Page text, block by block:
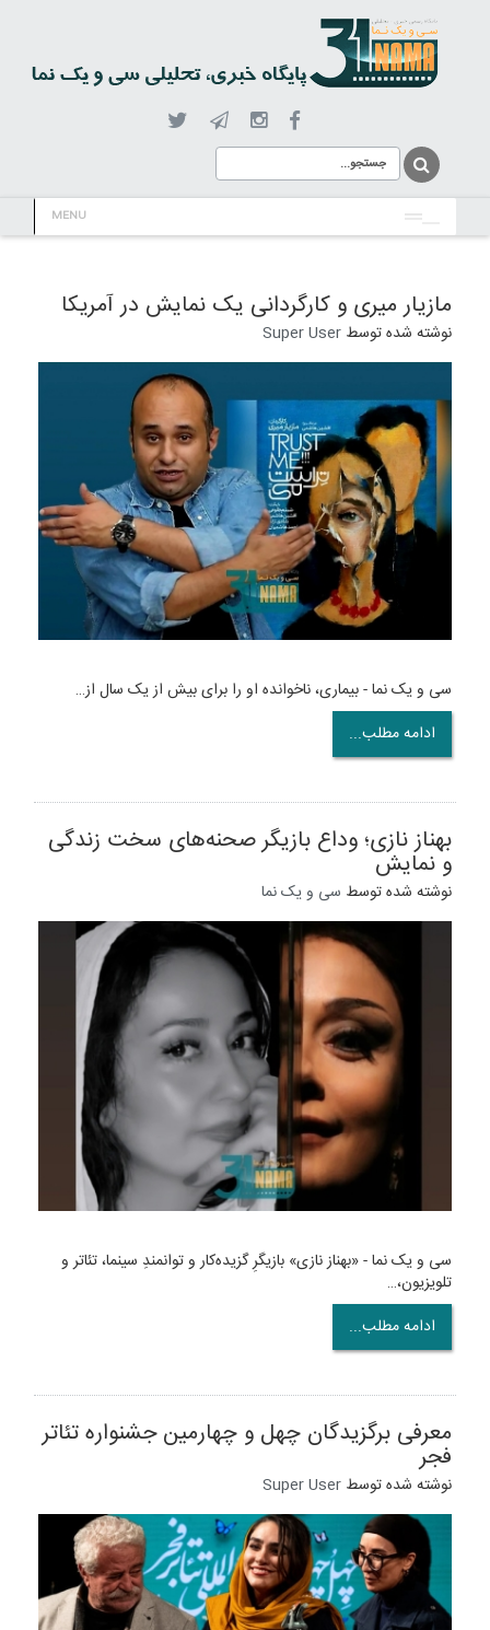
MENU
مازیار میری و کارگردانی یک نمایش در آمریکا
نوشته شده توسط Super User
سی و یک نما - بیماری، ناخوانده او را برای بیش از یک سال از…
ادامه مطلب...
بهناز نازی؛ وداع بازیگر صحنه‌های سخت زندگی
و نمایش
نوشته شده توسط سی و یک نما
سی و یک نما - «بهناز نازی» بازیگرِ گزیده‌کار و توانمندِ سینما، تئاتر و
تلویزیون،…
ادامه مطلب...
معرفی برگزیدگان چهل و چهارمین جشنواره تئاتر
فجر
نوشته شده توسط Super User